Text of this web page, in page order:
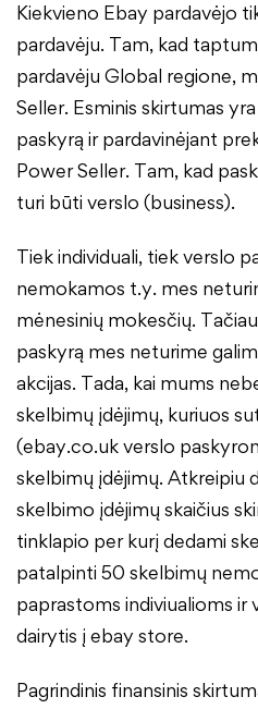
Kiekvieno Ebay pardavėjo
pardavėju. Tam, kad
pardavėju Global regione,
Seller. Esminis skirtumas
paskyrą ir pardavinėjant
Power Seller. Tam, kad
turi būti verslo (business).
Tiek individuali, tiek verslo
nemokamos t.y. mes
mėnesinių mokesčių.
paskyrą mes neturime
akcijas. Tada, kai mums
skelbimų įdėjimų, kuriuos
(ebay.co.uk verslo
skelbimų įdėjimų. Atkreipiu
skelbimo įdėjimų skaičius
tinklapio per kurį dedami
patalpinti 50 skelbimų
paprastoms indiviualioms ir
dairytis į ebay store.
Pagrindinis finansinis